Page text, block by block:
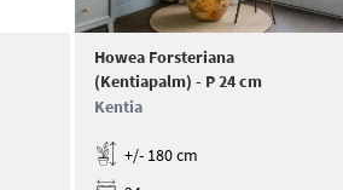
Howea Forsteriana
(Kentiapalm) - P 24 cm
Kentia
+/- 180 cm